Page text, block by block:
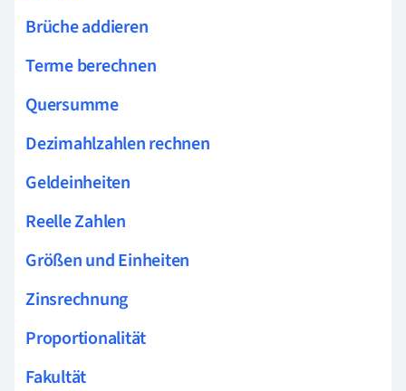
Brüche addieren
Terme berechnen
Quersumme
Dezimahlzahlen rechnen
Geldeinheiten
Reelle Zahlen
Größen und Einheiten
Zinsrechnung
Proportionalität
Fakultät